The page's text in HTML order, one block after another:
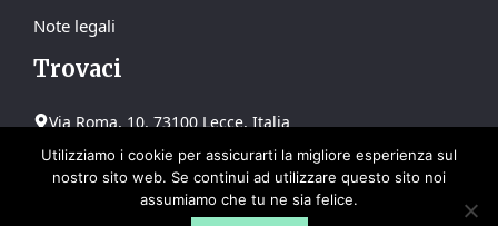
Note legali
Trovaci
Via Roma, 10, 73100 Lecce, Italia
contact@confagricolturale.it
+39 0832 765432
Utilizziamo i cookie per assicurarti la migliore esperienza sul
nostro sito web. Se continui ad utilizzare questo sito noi
assumiamo che tu ne sia felice.